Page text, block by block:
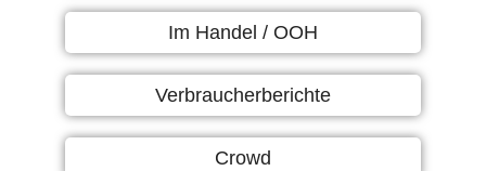
Im Handel / OOH
Verbraucherberichte
Crowd